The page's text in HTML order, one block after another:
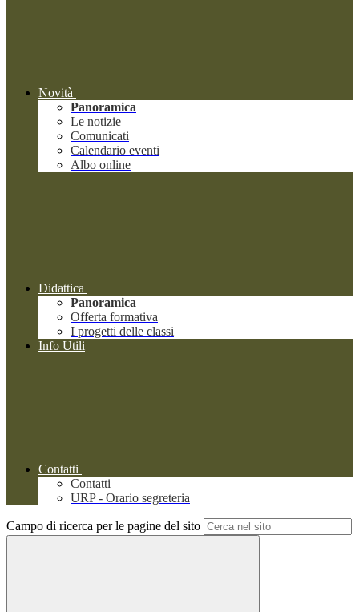
Novità
Panoramica
Le notizie
Comunicati
Calendario eventi
Albo online
Didattica
Panoramica
Offerta formativa
I progetti delle classi
Info Utili
Contatti
Contatti
URP - Orario segreteria
Campo di ricerca per le pagine del sito